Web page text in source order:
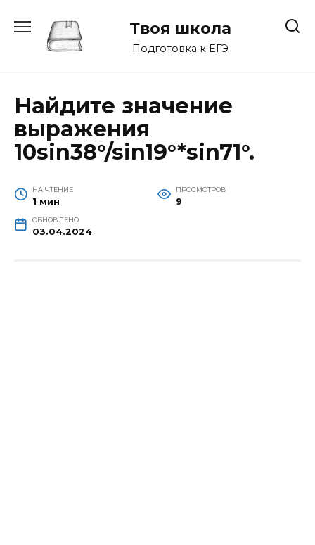
содержанию
Твоя школа
Подготовка к ЕГЭ
Найдите значение
выражения
10sin38°/sin19°*sin71°.
НА ЧТЕНИЕ
1 мин
ПРОСМОТРОВ
9
ОБНОВЛЕНО
03.04.2024